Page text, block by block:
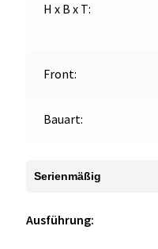
H x B x T:
Front:
Bauart:
Serienmäßig
Ausführung: